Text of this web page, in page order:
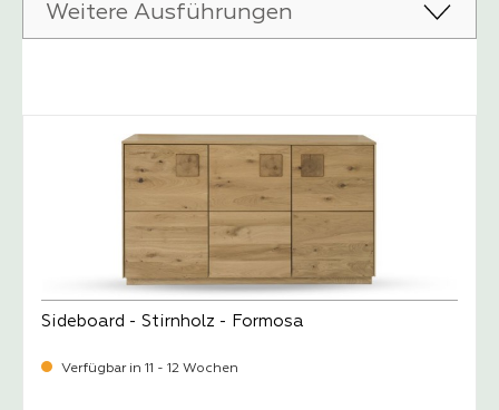
Weitere Ausführungen
Sideboard - Stirnholz - Formosa
Verfügbar in 11 - 12 Wochen